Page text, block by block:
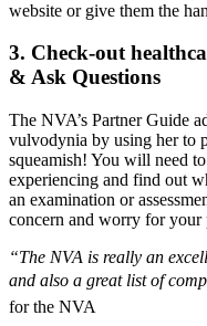
website or give them the
3. Check-out
& Ask Questions
The NVA’s Partner Guide
vulvodynia by using her to
squeamish! You will need
experiencing and find out
an examination or
concern and worry for your
“The NVA is really an
and also a great list of
for the NVA